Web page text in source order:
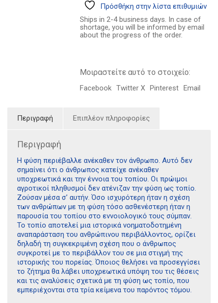
Πρόσθήκη στην λίστα επιθυμιών
Ships in 2-4 business days. In case of
shortage, you will be informed by email
about the progress of the order.
Μοιραστείτε αυτό το στοιχείο:
Facebook Twitter X Pinterest Email
Περιγραφή Επιπλέον πληροφορίες
Περιγραφή
Η φύση περιέβαλλε ανέκαθεν τον άνθρωπο. Αυτό δεν
σημαίνει ότι ο άνθρωπος κατείχε ανέκαθεν
υποχρεωτικά και την έννοια του τοπίου. Οι πρώιμοι
αγροτικοί πληθυσμοί δεν ατένιζαν την φύση ως τοπίο.
Ζούσαν μέσα σ’ αυτήν. Όσο ισχυρότερη ήταν η σχέση
των ανθρώπων με τη φύση τόσο ασθενέστερη ήταν η
παρουσία του τοπίου στο εννοιολογικό τους σύμπαν.
Το τοπίο αποτελεί μια ιστορικά νοηματοδοτημένη
αναπαράσταση του ανθρώπινου περιβάλλοντος, ορίζει
δηλαδή τη συγκεκριμένη σχέση που ο άνθρωπος
συγκροτεί με το περιβάλλον του σε μια στιγμή της
ιστορικής του πορείας. Όποιος θελήσει να προσεγγίσει
το ζήτημα θα λάβει υποχρεωτικά υπόψη του τις θέσεις
και τις αναλύσεις σχετικά με τη φύση ως τοπίο, που
εμπεριέχονται στα τρία κείμενα του παρόντος τόμου.